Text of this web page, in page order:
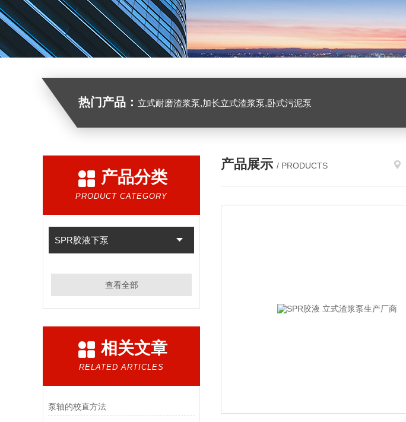
热门产品： 立式耐磨渣浆泵,加长立式渣浆泵,卧式污泥泵
产品分类
PRODUCT CATEGORY
SPR胶液下泵
查看全部
相关文章
RELATED ARTICLES
泵轴的校直方法
产品展示 / PRODUCTS